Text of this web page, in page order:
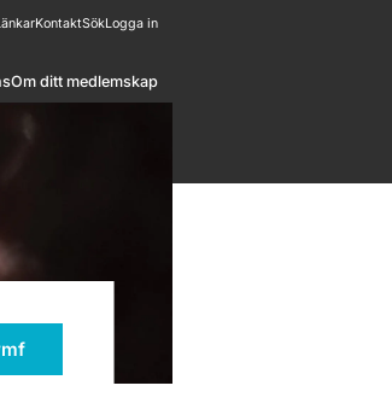
Om ditt medlemskap
KontaktSökLogga in